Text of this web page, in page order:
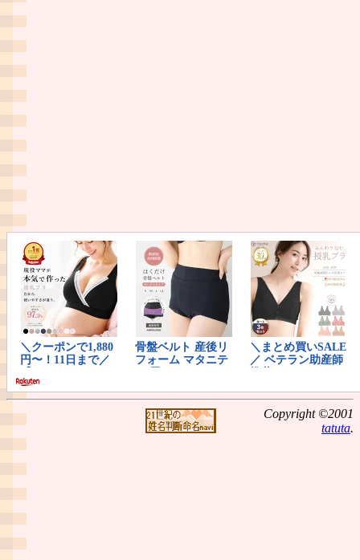
Copyright ©2001
tatuta.